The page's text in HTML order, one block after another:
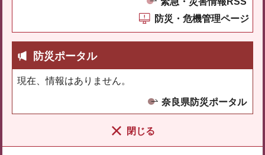
防災・危機管理ページ
防災ポータル
現在、情報はありません。
奈良県防災ポータル
閉じる